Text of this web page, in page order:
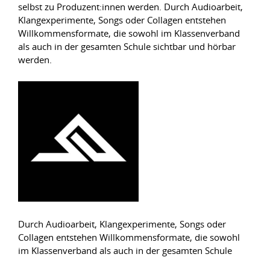
selbst zu Produzent:innen werden. Durch Audioarbeit,
Klangexperimente, Songs oder Collagen entstehen
Willkommensformate, die sowohl im Klassenverband
als auch in der gesamten Schule sichtbar und hörbar
werden.
Durch Audioarbeit, Klangexperimente, Songs oder
Collagen entstehen Willkommensformate, die sowohl
im Klassenverband als auch in der gesamten Schule